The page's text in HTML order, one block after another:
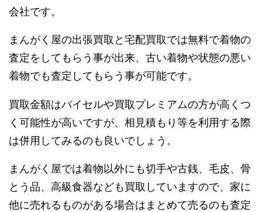
会社です。
まんがく屋の出張買取と宅配買取では無料で着物の
査定をしてもらう事が出来、古い着物や状態の悪い
着物でも査定してもらう事が可能です。
買取金額はバイセルや買取プレミアムの方が高くつ
く可能性が高いですが、相見積もり等を利用する際
は併用してみるのも良いでしょう。
まんがく屋では着物以外にも切手や古銭、毛皮、骨
とう品、高級食器なども買取していますので、家に
他に売れるものがある場合はまとめて売るのも査定